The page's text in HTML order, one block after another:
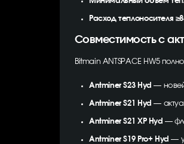
Расход теплоносителя
Совместимость с
Bitmain ANTSPACE HW5
Antminer S23 Hyd —
Antminer S21 Hyd —
Antminer S21 XP Hyd —
Antminer S19 Pro+ Hyd —